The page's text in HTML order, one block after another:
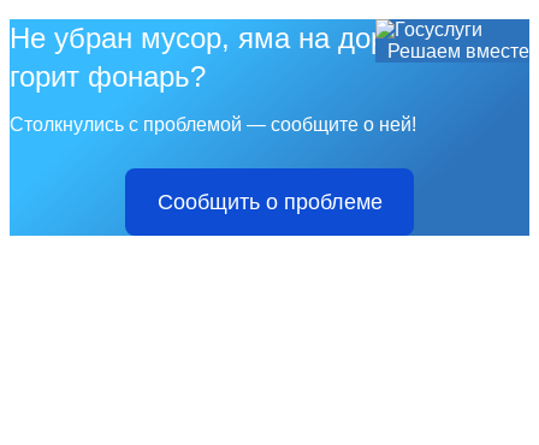
Решаем вместе
Не убран мусор, яма на дороге, не
горит фонарь?
Столкнулись с проблемой — сообщите о ней!
Сообщить о проблеме